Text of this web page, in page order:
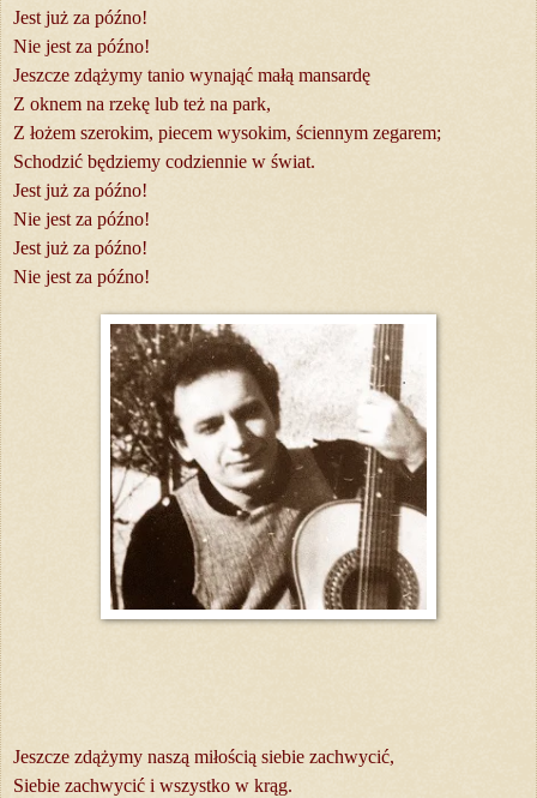
Jest już za późno!
Nie jest za późno!
Jeszcze zdążymy tanio wynająć małą mansardę
Z oknem na rzekę lub też na park,
Z łożem szerokim, piecem wysokim, ściennym zegarem;
Schodzić będziemy codziennie w świat.
Jest już za późno!
Nie jest za późno!
Jest już za późno!
Nie jest za późno!
Jeszcze zdążymy naszą miłością siebie zachwycić,
Siebie zachwycić i wszystko w krąg.